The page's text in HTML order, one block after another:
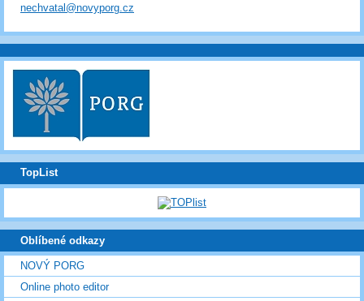
nechvatal@novyporg.cz
TopList
Oblíbené odkazy
NOVÝ PORG
Online photo editor